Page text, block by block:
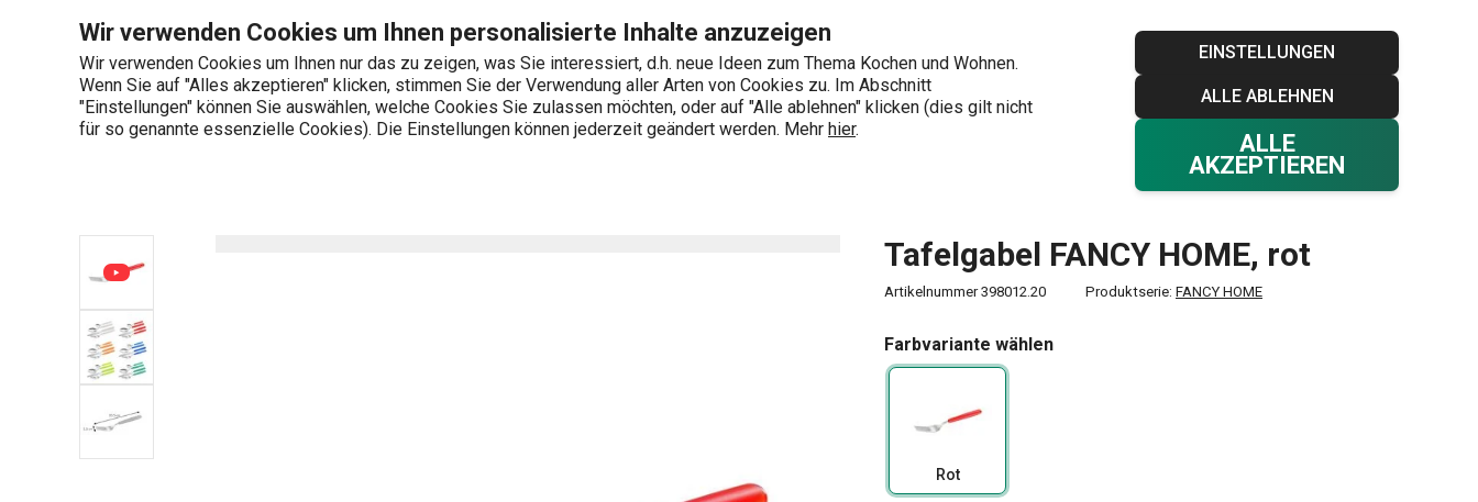
Wir verwenden Cookies um Ihnen personalisierte Inhalte anzuzeigen
Wir verwenden Cookies um Ihnen nur das zu zeigen, was Sie interessiert, d.h. neue Ideen zum Thema Kochen und Wohnen.
Wenn Sie auf "Alles akzeptieren" klicken, stimmen Sie der Verwendung aller Arten von Cookies zu. Im Abschnitt
"Einstellungen" können Sie auswählen, welche Cookies Sie zulassen möchten, oder auf "Alle ablehnen" klicken (dies gilt nicht
für so genannte essenzielle Cookies). Die Einstellungen können jederzeit geändert werden. Mehr hier.
EINSTELLUNGEN
ALLE ABLEHNEN
ALLE
AKZEPTIEREN
Zum Hauptinhalt springen
Zur Suche springen
Zur Navigation springen
Tescoma Club Garantie Kontakt
Produktkategorien +436 703 082 960
Mo-Fr 08:00-16:00
Wonach suchen Sie? Favoriten Einloggen
0 Ihr Warenkorb
€ 0,00
Tafelgabel FANCY HOME, rot
Artikelnummer 398012.20 Produktserie: FANCY HOME
Farbvariante wählen
Rot